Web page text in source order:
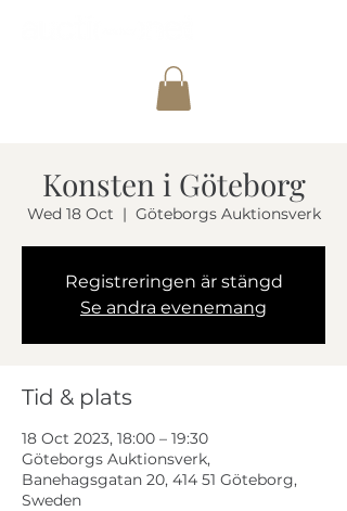
Konsten i Göteborg
Wed 18 Oct
  |
Göteborgs Auktionsverk
Registreringen är stängd
Se andra evenemang
Tid & plats
18 Oct 2023, 18:00 – 19:30
Göteborgs Auktionsverk,
Banehagsgatan 20, 414 51 Göteborg,
Sweden